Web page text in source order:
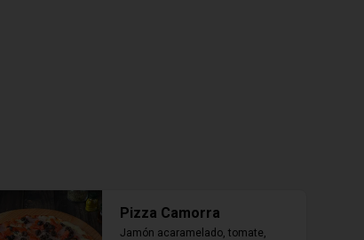
Pizza Camorra
Jamón acaramelado, tomate,